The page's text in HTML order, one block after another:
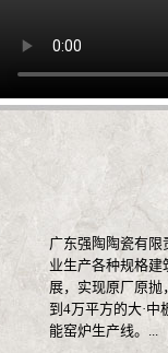
广东强陶陶瓷有限
业生产各种规格
展，实现原厂原
到4万平方的大·
能窑炉生产线。...